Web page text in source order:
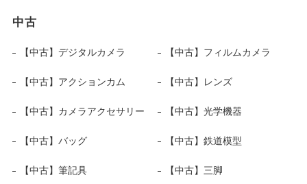
中古
【中古】デジタルカメラ 【中古】フィルムカメラ
【中古】アクションカム 【中古】レンズ
【中古】カメラアクセサリー 【中古】光学機器
【中古】バッグ 【中古】鉄道模型
【中古】筆記具 【中古】三脚